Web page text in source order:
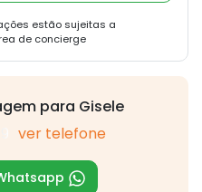
estão sujeitas a
de concierge
para Gisele
ver telefone